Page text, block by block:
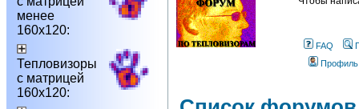
менее
160х120:
Тепловизоры
с матрицей
160х120:
FAQ
Профиль